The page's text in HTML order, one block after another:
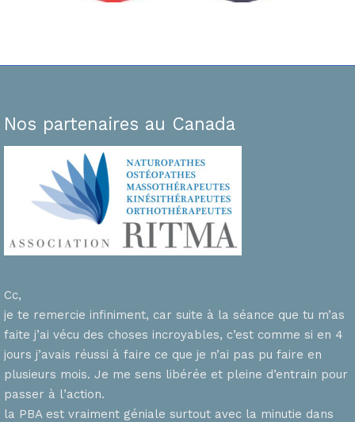
Nos partenaires au Canada
Cc,
je te remercie infiniment, car suite à la séance que tu m’as
faite j’ai vécu des choses incroyables, c’est comme si en 4
jours j’avais réussi à faire ce que je n’ai pas pu faire en
plusieurs mois. Je me sens libérée et pleine d’entrain pour
passer à l’action.
la PBA est vraiment géniale surtout avec la minutie dans